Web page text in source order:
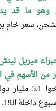
وهو ما قد
ميريل
في 15 مايو،
داخلة الـ19.